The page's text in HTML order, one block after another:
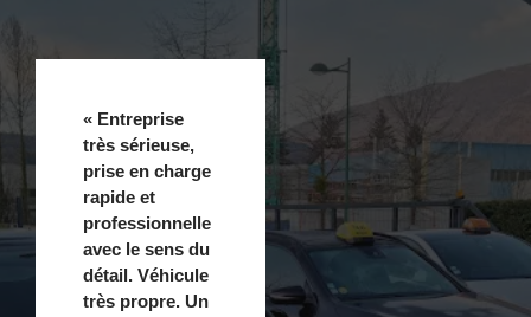
« Entreprise
très sérieuse,
prise en charge
rapide et
professionnelle
avec le sens du
détail. Véhicule
très propre. Un